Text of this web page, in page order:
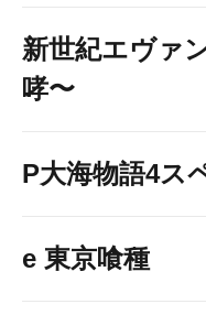
新世紀エヴァ
哮〜
P大海物語4ス
e 東京喰種